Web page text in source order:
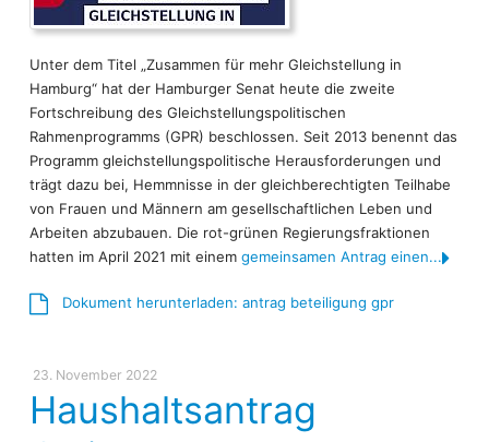
Unter dem Titel „Zusammen für mehr Gleichstellung in
Hamburg“ hat der Hamburger Senat heute die zweite
Fortschreibung des Gleichstellungspolitischen
Rahmenprogramms (GPR) beschlossen. Seit 2013 benennt das
Programm gleichstellungspolitische Herausforderungen und
trägt dazu bei, Hemmnisse in der gleichberechtigten Teilhabe
von Frauen und Männern am gesellschaftlichen Leben und
Arbeiten abzubauen. Die rot-grünen Regierungsfraktionen
hatten im April 2021 mit einemgemeinsamen Antrag einen...
Dokument herunterladen: antrag beteiligung gpr
23. November 2022
Haushaltsantrag